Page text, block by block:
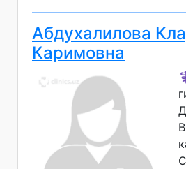
Абдухалилова
Каримовна